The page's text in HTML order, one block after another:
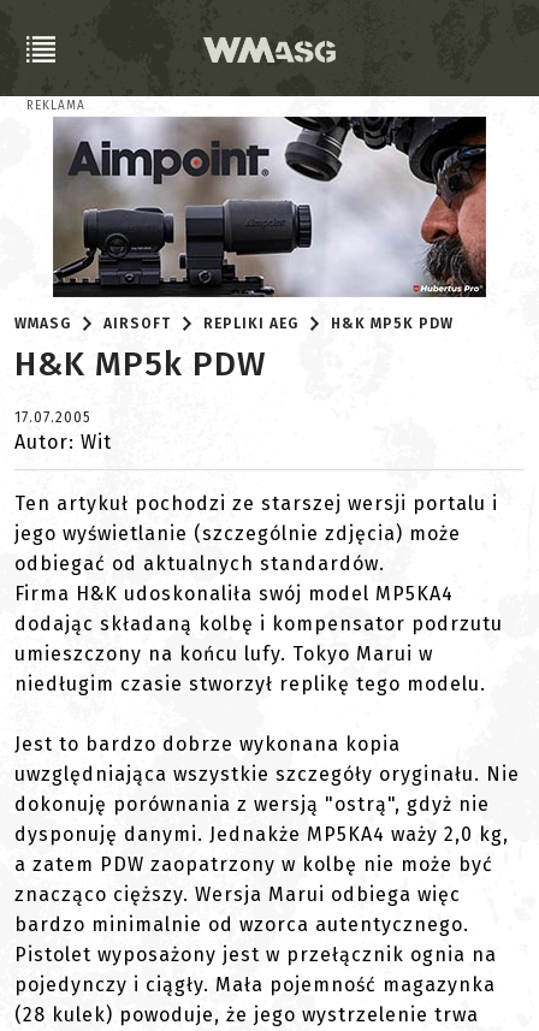
REKLAMA
WMASG AIRSOFT REPLIKI AEG H&K MP5K PDW
H&K MP5k PDW
17.07.2005
Autor: Wit
Ten artykuł pochodzi ze starszej wersji portalu i
jego wyświetlanie (szczególnie zdjęcia) może
odbiegać od aktualnych standardów.
Firma H&K udoskonaliła swój model MP5KA4
dodając składaną kolbę i kompensator podrzutu
umieszczony na końcu lufy. Tokyo Marui w
niedługim czasie stworzył replikę tego modelu.
Jest to bardzo dobrze wykonana kopia
uwzględniająca wszystkie szczegóły oryginału. Nie
dokonuję porównania z wersją "ostrą", gdyż nie
dysponuję danymi. Jednakże MP5KA4 waży 2,0 kg,
a zatem PDW zaopatrzony w kolbę nie może być
znacząco cięższy. Wersja Marui odbiega więc
bardzo minimalnie od wzorca autentycznego.
Pistolet wyposażony jest w przełącznik ognia na
pojedynczy i ciągły. Mała pojemność magazynka
(28 kulek) powoduje, że jego wystrzelenie trwa